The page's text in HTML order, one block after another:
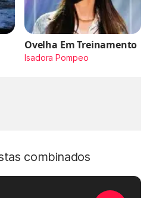
Ovelha Em Treinamento
Isadora Pompeo
combinados